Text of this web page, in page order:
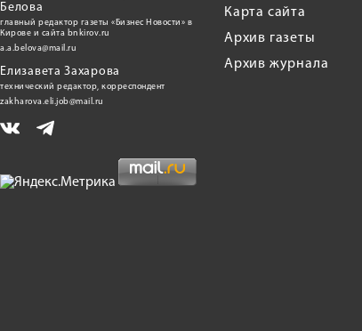
Белова
главный редактор газеты «Бизнес Новости» в
Кирове и сайта bnkirov.ru
a.a.belova@mail.ru
Елизавета Захарова
технический редактор, корреспондент
zakharova.eli.job@mail.ru
Карта сайта
Архив газеты
Архив журнала